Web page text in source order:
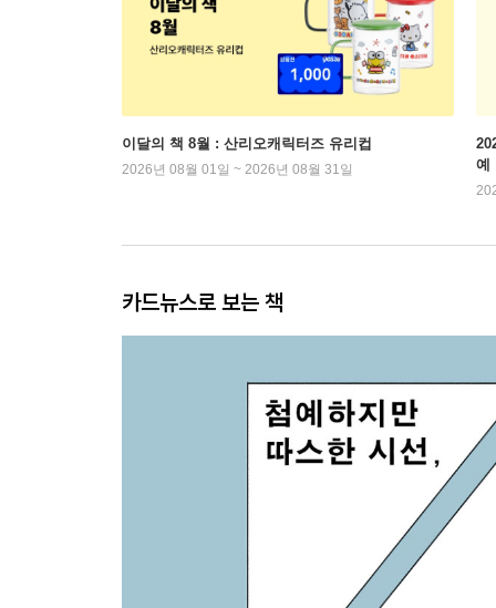
이달의 책 8월 : 산리오캐릭터즈 유리컵
2026년 08월 01일 ~ 2026년 08월 31일
예
카드뉴스로 보는 책